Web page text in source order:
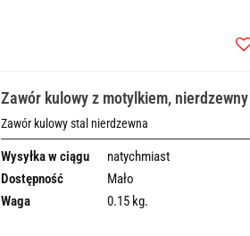
Zawór kulowy z motylkiem,
Zawór kulowy stal nierdzewna
Wysyłka w ciągu
natychmiast
Dostępność
Mało
Waga
0.15 kg.